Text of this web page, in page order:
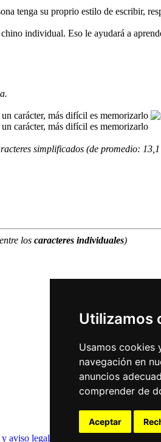
Utilizamos
Usamos cookies
navegación en
anuncios
comprender de
Aceptar
tenga su proprio estilo de escribir,
individual. Eso le ayudará a
simplificados (de promedio:
entre los caracteres individuales)
aviso legal